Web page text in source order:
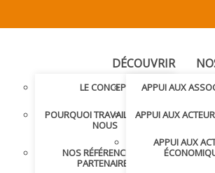
DÉCOUVRIR
LE CONCEPT
POURQUOI TRAVAILLER AVEC
NOUS
NOS RÉFÉRENCES ET
PARTENAIRES
APPUI AUX
APPUI AUX
APPUI AUX